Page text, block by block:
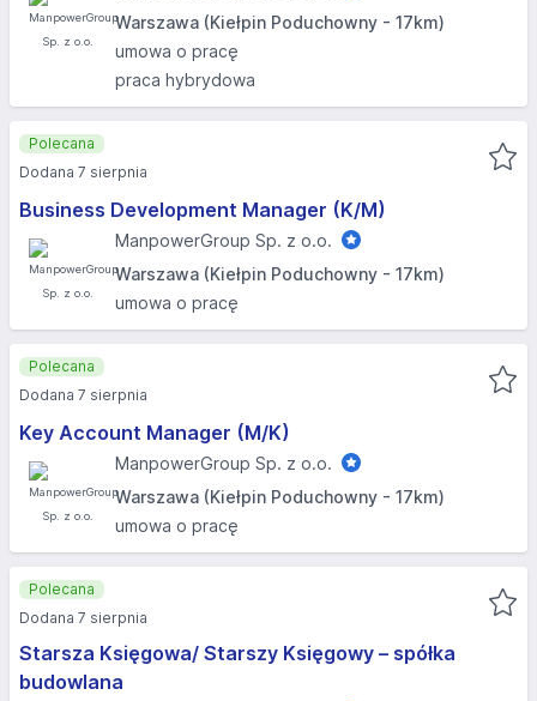
Warszawa (Kiełpin Poduchowny - 17km)
umowa o pracę
praca hybrydowa
Business Development Manager (K/M)
ManpowerGroup Sp. z o.o.
Warszawa (Kiełpin Poduchowny - 17km)
umowa o pracę
Polecana
Dodana 7 sierpnia
Key Account Manager (M/K)
ManpowerGroup Sp. z o.o.
Warszawa (Kiełpin Poduchowny - 17km)
umowa o pracę
Polecana
Dodana 7 sierpnia
Starsza Księgowa/ Starszy Księgowy – spółka
budowlana
Polecana
Dodana 7 sierpnia